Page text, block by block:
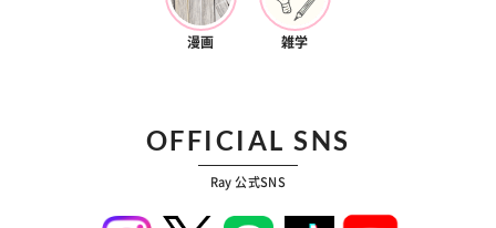
漫画 雑学
OFFICIAL SNS
Ray 公式SNS